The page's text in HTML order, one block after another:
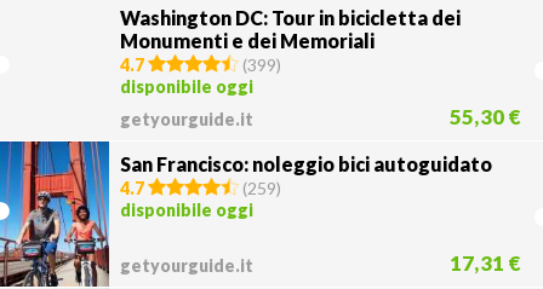
Washington DC: Tour in bicicletta dei
Monumenti e dei Memoriali
4.7 (399)
disponibile oggi
getyourguide.it
55,30 €
San Francisco: noleggio bici autoguidato
4.7 (259)
disponibile oggi
getyourguide.it 17,31 €